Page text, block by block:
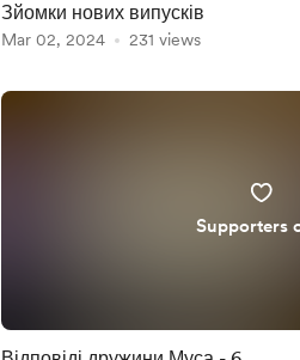
Зйомки нових випусків
Mar 02, 2024 231 views
Supporters